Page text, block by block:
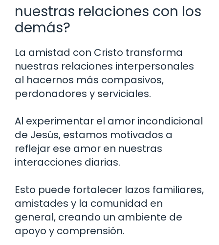
nuestras relaciones con los
demás?
La amistad con Cristo transforma
nuestras relaciones interpersonales
al hacernos más compasivos,
perdonadores y serviciales.
Al experimentar el amor incondicional
de Jesús, estamos motivados a
reflejar ese amor en nuestras
interacciones diarias.
Esto puede fortalecer lazos familiares,
amistades y la comunidad en
general, creando un ambiente de
apoyo y comprensión.